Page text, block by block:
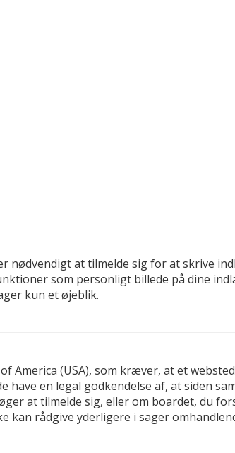
at tilmelde sig for at skrive
som personligt billede på dine
kun et øjeblik.
America (USA), som kræver, at et
en legal godkendelse af, at siden
at tilmelde sig, eller om boardet, du
rådgive yderligere i sager